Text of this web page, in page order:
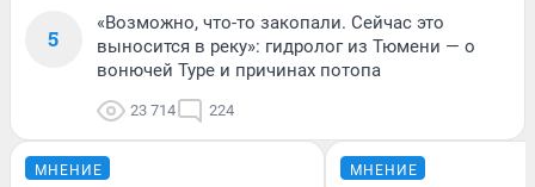
5
«Возможно, что-то закопали. Сейчас это
выносится в реку»: гидролог из Тюмени — о
вонючей Туре и причинах потопа
23 714 224
МНЕНИЕ МНЕНИЕ